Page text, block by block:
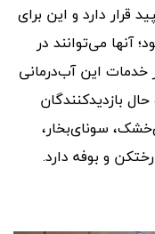
قرار دارد و این برای
آنها می‌توانند در
خدمات این آب‌درمانی
بازدیدکنندگان
سونای‌بخار،
و بوفه دارد.